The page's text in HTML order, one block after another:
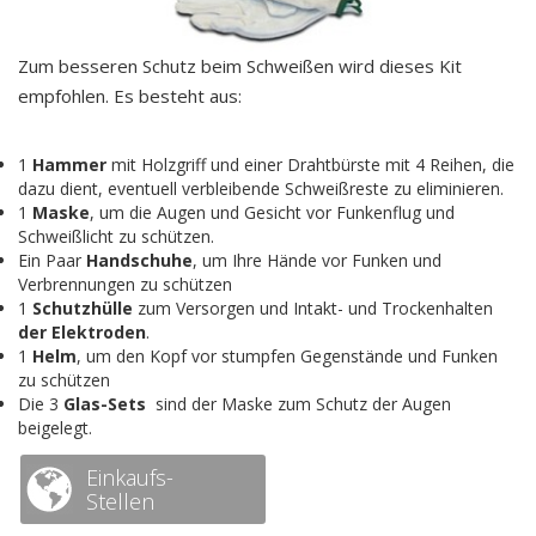
Zum besseren Schutz beim Schweißen wird dieses Kit
empfohlen. Es besteht aus:
1 Hammer mit Holzgriff und einer Drahtbürste mit 4 Reihen, die
dazu dient, eventuell verbleibende Schweißreste zu eliminieren.
1 Maske, um die Augen und Gesicht vor Funkenflug und
Schweißlicht zu schützen.
Ein Paar Handschuhe, um Ihre Hände vor Funken und
Verbrennungen zu schützen
1 Schutzhülle zum Versorgen und Intakt- und Trockenhalten
der Elektroden.
1 Helm, um den Kopf vor stumpfen Gegenstände und Funken
zu schützen
Die 3 Glas-Sets sind der Maske zum Schutz der Augen
beigelegt.
Einkaufs-
Stellen